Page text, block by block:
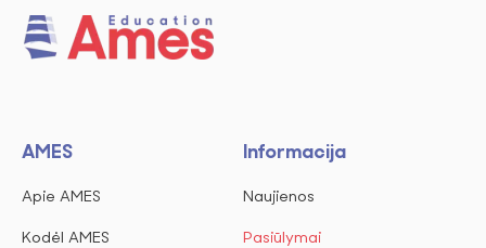
AMES
Apie AMES
Kodėl AMES
Informacija
Naujienos
Pasiūlymai